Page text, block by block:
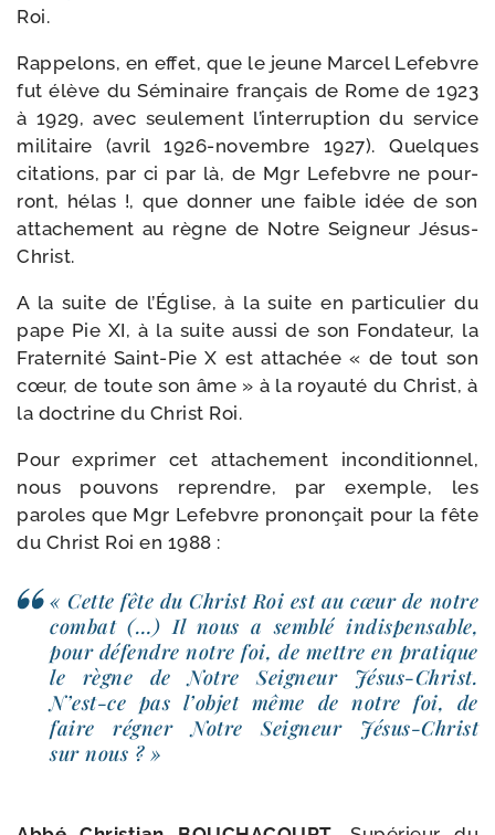
Roi.
Rappelons, en effet, que le jeune Marcel Lefebvre
fut élève du Séminaire fran­çais de Rome de 1923
à 1929, avec seule­ment l’interruption du ser­vice
mili­taire (avril 1926-​novembre 1927). Quelques
cita­tions, par ci par là, de Mgr Lefebvre ne pour­
ront, hélas !, que don­ner une faible idée de son
atta­che­ment au règne de Notre Seigneur Jésus-
Christ.
A la suite de l’Église, à la suite en par­ti­cu­lier du
pape Pie XI, à la suite aus­si de son Fondateur, la
Fraternité Saint-​Pie X est atta­chée « de tout son
cœur, de toute son âme » à la royau­té du Christ, à
la doc­trine du Christ Roi.
Pour expri­mer cet atta­che­ment incon­di­tion­nel,
nous pou­vons reprendre, par exemple, les
paroles que Mgr Lefebvre pro­non­çait pour la fête
du Christ Roi en 1988 :
« Cette fête du Christ Roi est au cœur de notre
com­bat (…) Il nous a sem­blé indis­pen­sable,
pour défendre notre foi, de mettre en pra­tique
le règne de Notre Seigneur Jésus-​Christ.
N’est-ce pas l’objet même de notre foi, de
faire régner Notre Seigneur Jésus-​Christ
sur nous ? »